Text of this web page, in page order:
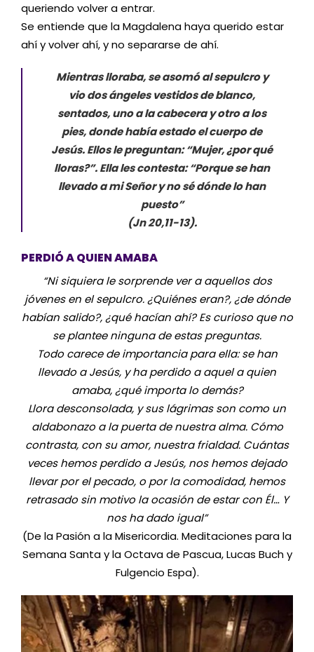
queriendo volver a entrar.
Se entiende que la Magdalena haya querido estar
ahí y volver ahí, y no separarse de ahí.
Mientras lloraba, se asomó al sepulcro y
vio dos ángeles vestidos de blanco,
sentados, uno a la cabecera y otro a los
pies, donde había estado el cuerpo de
Jesús. Ellos le preguntan: “Mujer, ¿por qué
lloras?”. Ella les contesta: “Porque se han
llevado a mi Señor y no sé dónde lo han
puesto”
(Jn 20,11-13).
PERDIÓ A QUIEN AMABA
“Ni siquiera le sorprende ver a aquellos dos
jóvenes en el sepulcro. ¿Quiénes eran?, ¿de dónde
habían salido?, ¿qué hacían ahí? Es curioso que no
se plantee ninguna de estas preguntas.
Todo carece de importancia para ella: se han
llevado a Jesús, y ha perdido a aquel a quien
amaba, ¿qué importa lo demás?
Llora desconsolada, y sus lágrimas son como un
aldabonazo a la puerta de nuestra alma. Cómo
contrasta, con su amor, nuestra frialdad. Cuántas
veces hemos perdido a Jesús, nos hemos dejado
llevar por el pecado, o por la comodidad, hemos
retrasado sin motivo la ocasión de estar con Él… Y
nos ha dado igual”
(De la Pasión a la Misericordia. Meditaciones para la
Semana Santa y la Octava de Pascua, Lucas Buch y
Fulgencio Espa).